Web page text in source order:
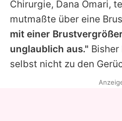
Utiq
Chirurgie, Dana Omari,
mutmaßte über eine
mit einer
unglaublich aus."
selbst nicht zu den